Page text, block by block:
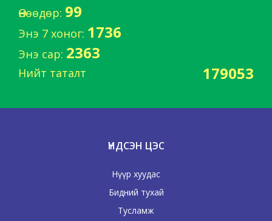
Өнөөдөр: 99
Энэ 7 хоног: 1736
Энэ сар: 2363
Нийт таталт 179053
ҮНДСЭН ЦЭС
Нүүр хуудас
Бидний тухай
Тусламж